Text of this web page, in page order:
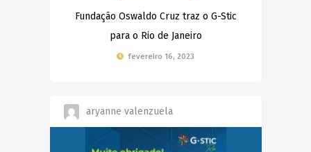
Fundação Oswaldo Cruz traz o G-Stic
para o Rio de Janeiro
fevereiro 16, 2023
aryanne valenzuela